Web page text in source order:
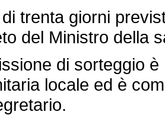
trenta giorni
del Ministro della
di sorteggio è
locale ed è